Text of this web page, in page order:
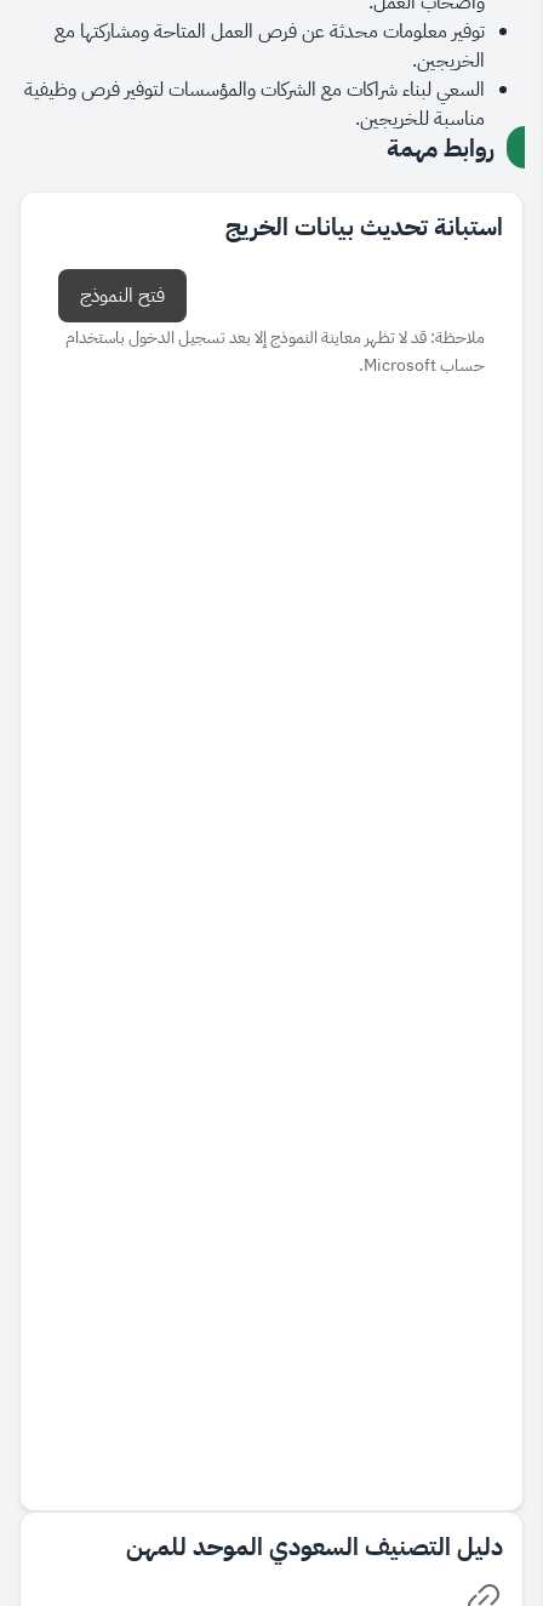
توفير معلومات محدثة عن فرص العمل المتاحة ومشاركتها مع
الخريجين.
السعي لبناء شراكات مع الشركات والمؤسسات لتوفير فرص وظيفية
مناسبة للخريجين.
روابط مهمة
​استبانة تحديث بيانات الخريج
فتح النموذج
ملاحظة: قد لا تظهر معاينة النموذج إلا بعد تسجيل الدخول باستخدام
حساب Microsoft.
​دليل التصنيف السعودي الموحد للمهن​